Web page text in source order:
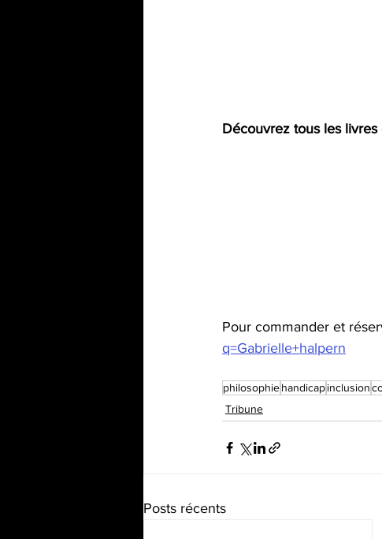
Découvrez tous les
Pour commander et
q=Gabrielle+halpern
philosophiehandicapinclusion
Tribune
Posts récents